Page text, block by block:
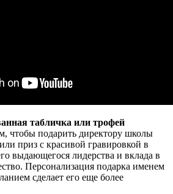
табличка или трофей
чтобы подарить директору школы
приз с красивой гравировкой в
выдающегося лидерства и вклада в
Персонализация подарка именем
сделает его еще более